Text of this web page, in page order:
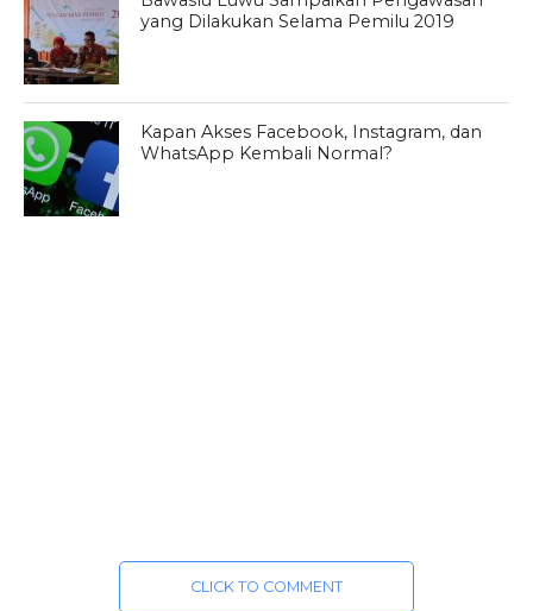
yang Dilakukan Selama Pemilu 2019
Kapan Akses Facebook, Instagram, dan
WhatsApp Kembali Normal?
CLICK TO COMMENT